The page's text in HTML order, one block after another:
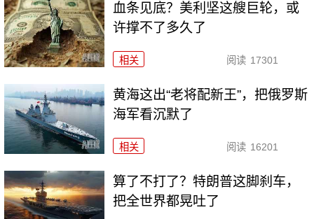
血条见底？美利坚这艘巨轮，或
许撑不了多久了
相关 阅读 17301
黄海这出“老将配新王”，把俄罗斯
海军看沉默了
相关 阅读 16201
算了不打了？特朗普这脚刹车，
把全世界都晃吐了